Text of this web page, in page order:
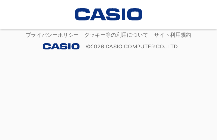
プライバシーポリシー クッキー等の利用について
サイト利用規約
©2026 CASIO COMPUTER CO., LTD.